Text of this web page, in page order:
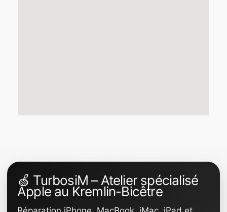
🍏 TurbosiM – Atelier spécialisé
Apple au Kremlin-Bicêtre